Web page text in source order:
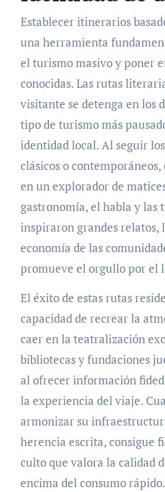
Establecer itinerarios
una herramienta
el turismo masivo y poner
conocidas. Las rutas
visitante se detenga en los
tipo de turismo más
identidad local. Al seguir
clásicos o
en un explorador de
gastronomía, el habla y las
inspiraron grandes relatos,
economía de las
promueve el orgullo por el
El éxito de estas rutas
capacidad de recrear la
caer en la teatralización
bibliotecas y fundaciones
al ofrecer información
la experiencia del viaje.
armonizar su
herencia escrita, consigue
culto que valora la calidad
encima del consumo